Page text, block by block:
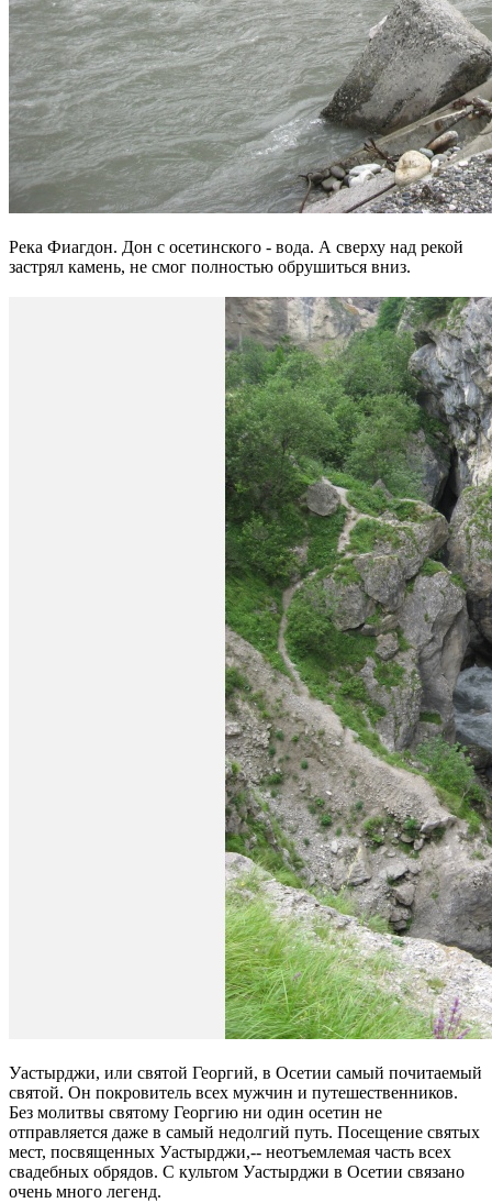
Река Фиагдон. Дон с осетинского - вода. А сверху над рекой
застрял камень, не смог полностью обрушиться вниз.
Уастырджи, или святой Георгий, в Осетии самый почитаемый
святой. Он покровитель всех мужчин и путешественников.
Без молитвы святому Георгию ни один осетин не
отправляется даже в самый недолгий путь. Посещение святых
мест, посвященных Уастырджи,-- неотъемлемая часть всех
свадебных обрядов. С культом Уастырджи в Осетии связано
очень много легенд.